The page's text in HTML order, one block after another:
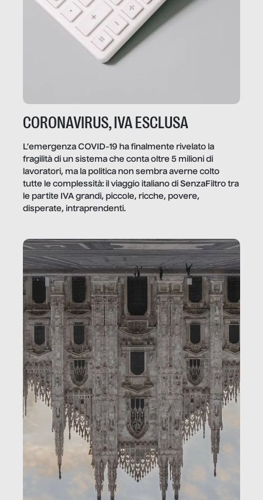
CORONAVIRUS, IVA ESCLUSA
L’emergenza COVID-19 ha finalmente rivelato la
fragilità di un sistema che conta oltre 5 milioni di
lavoratori, ma la politica non sembra averne colto
tutte le complessità: il viaggio italiano di SenzaFiltro tra
le partite IVA grandi, piccole, ricche, povere,
disperate, intraprendenti.